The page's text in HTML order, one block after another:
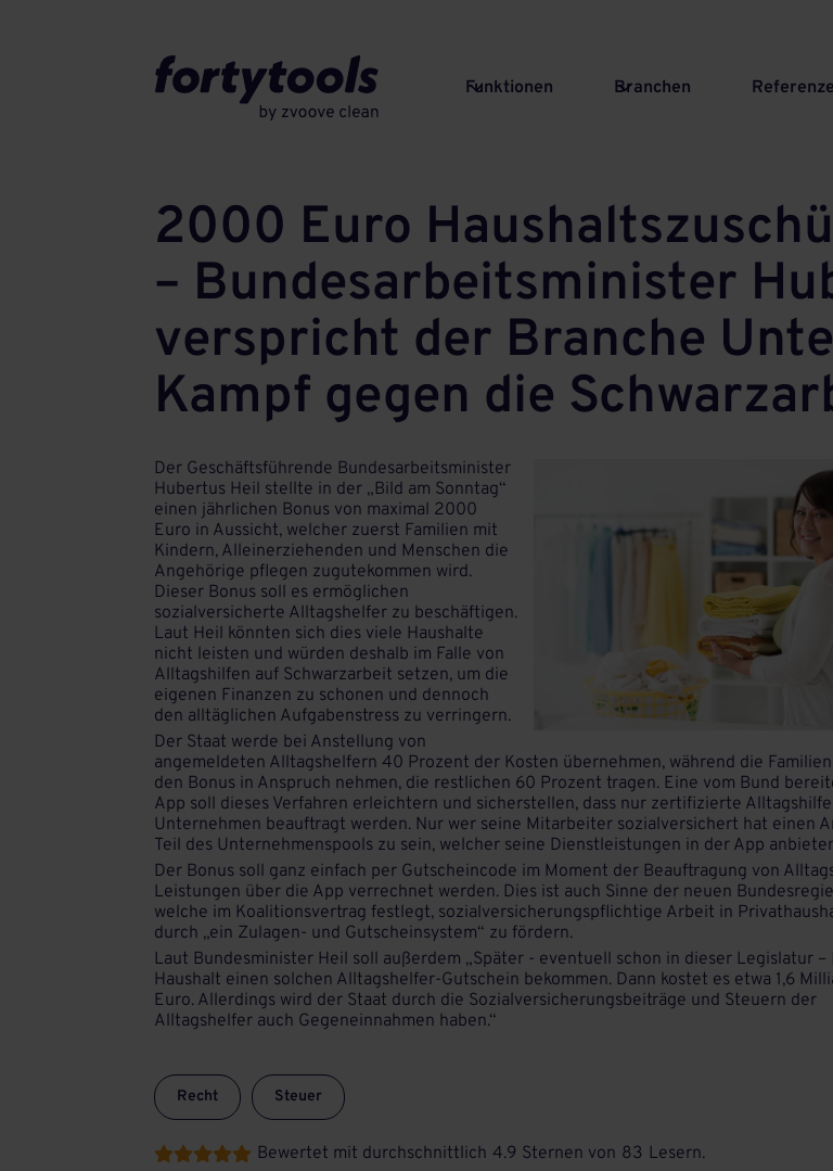
Funktionen Branchen
2000 Euro
– Bundesarbeitsminister
verspricht der Branche
Kampf gegen die
Der Geschäftsführende Bundesarbeitsminister
Hubertus Heil stellte in der „Bild am Sonntag“
einen jährlichen Bonus von maximal 2000
Euro in Aussicht, welcher zuerst Familien mit
Kindern, Alleinerziehenden und Menschen die
Angehörige pflegen zugutekommen wird.
Dieser Bonus soll es ermöglichen
sozialversicherte Alltagshelfer zu beschäftigen.
Laut Heil könnten sich dies viele Haushalte
nicht leisten und würden deshalb im Falle von
Alltagshilfen auf Schwarzarbeit setzen, um die
eigenen Finanzen zu schonen und dennoch
den alltäglichen Aufgabenstress zu verringern.
Der Staat werde bei Anstellung von
angemeldeten Alltagshelfern 40 Prozent der Kosten übernehmen, während die
den Bonus in Anspruch nehmen, die restlichen 60 Prozent tragen. Eine vom Bund
App soll dieses Verfahren erleichtern und sicherstellen, dass nur zertifizierte
Unternehmen beauftragt werden. Nur wer seine Mitarbeiter sozialversichert hat einen
Teil des Unternehmenspools zu sein, welcher seine Dienstleistungen in der App
Der Bonus soll ganz einfach per Gutscheincode im Moment der Beauftragung von
Leistungen über die App verrechnet werden. Dies ist auch Sinne der neuen
welche im Koalitionsvertrag festlegt, sozialversicherungspflichtige Arbeit in
durch „ein Zulagen- und Gutscheinsystem“ zu fördern.
Laut Bundesminister Heil soll außerdem „Später - eventuell schon in dieser Legislatur
Haushalt einen solchen Alltagshelfer-Gutschein bekommen. Dann kostet es etwa 1,6
Euro. Allerdings wird der Staat durch die Sozialversicherungsbeiträge und Steuern der
Alltagshelfer auch Gegeneinnahmen haben.“
Recht Steuer
 Bewertet mit durchschnittlich 4.9 Sternen von 83 Lesern.